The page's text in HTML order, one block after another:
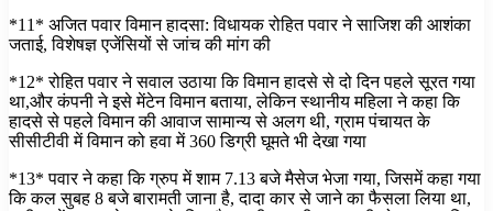
*11* अजित पवार विमान हादसा: विधायक रोहित पवार ने साजिश की आशंका
जताई, विशेषज्ञ एजेंसियों से जांच की मांग की
*12* रोहित पवार ने सवाल उठाया कि विमान हादसे से दो दिन पहले सूरत गया
था,और कंपनी ने इसे मेंटेन विमान बताया, लेकिन स्थानीय महिला ने कहा कि
हादसे से पहले विमान की आवाज सामान्य से अलग थी, ग्राम पंचायत के
सीसीटीवी में विमान को हवा में 360 डिग्री घूमते भी देखा गया
*13* पवार ने कहा कि ग्रुप में शाम 7.13 बजे मैसेज भेजा गया, जिसमें कहा गया
कि कल सुबह 8 बजे बारामती जाना है, दादा कार से जाने का फैसला लिया था,